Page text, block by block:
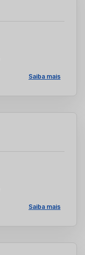
Saiba mais
Saiba mais